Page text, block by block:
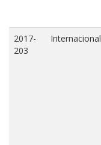
2017-
203
Internacional